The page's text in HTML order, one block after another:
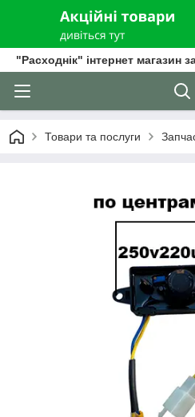
"Расходнік" інтернет магазин
Товари та послуги